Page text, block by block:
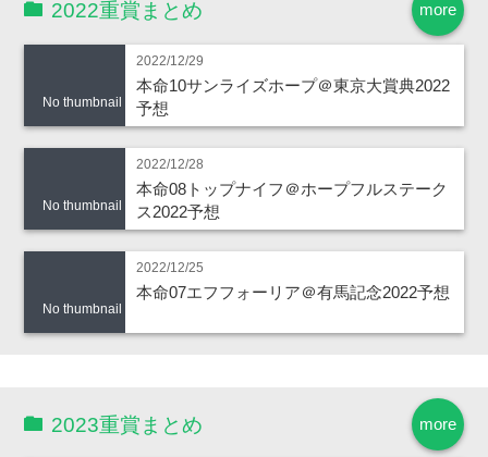
more
2022重賞まとめ
No thumbnail
2022/12/29
本命10サンライズホープ＠東京大賞典2022
予想
No thumbnail
2022/12/28
本命08トップナイフ＠ホープフルステーク
ス2022予想
No thumbnail
2022/12/25
本命07エフフォーリア＠有馬記念2022予想
more
2023重賞まとめ